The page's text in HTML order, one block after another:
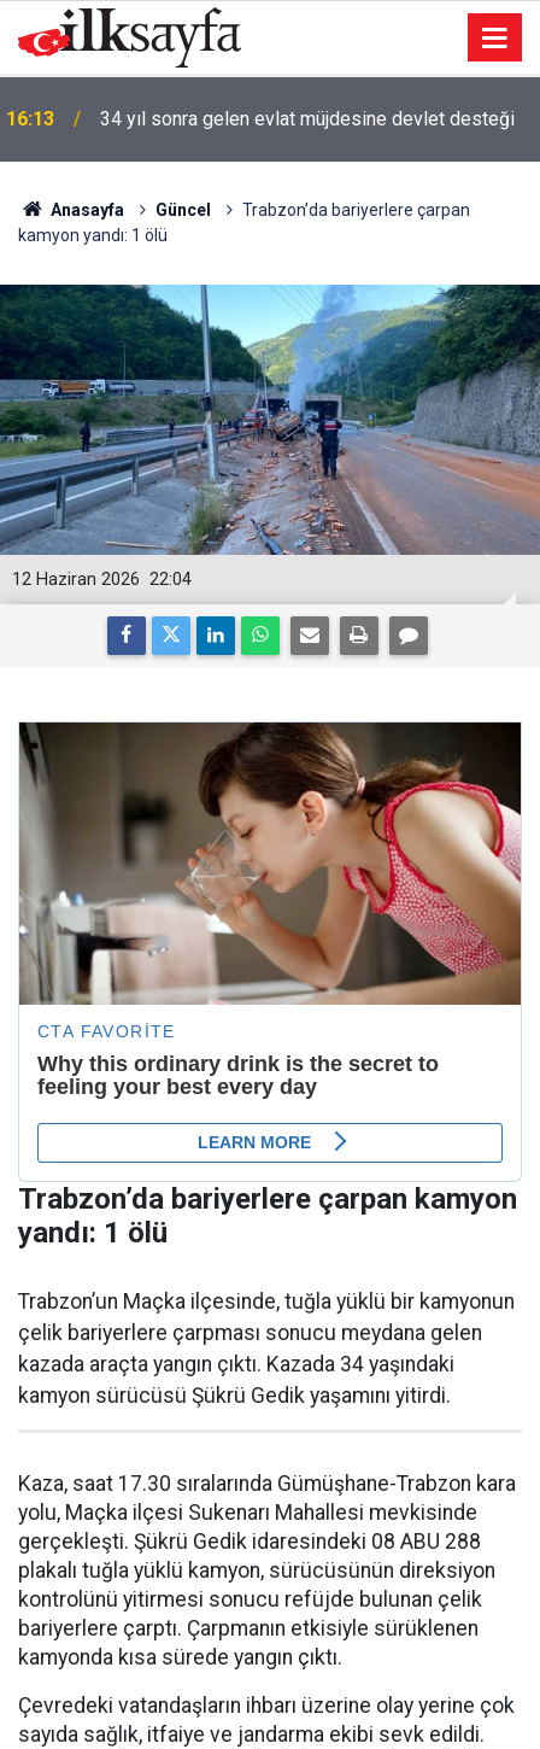
16:00 Ankara Üniversitesi onlarca dersliğini yenileyecek
Anasayfa Güncel
Trabzon’da bariyerlere çarpan
kamyon yandı: 1 ölü
22:04
12 Haziran 2026
Trabzon’da bariyerlere çarpan kamyon
yandı: 1 ölü
Trabzon’un Maçka ilçesinde, tuğla yüklü bir kamyonun
çelik bariyerlere çarpması sonucu meydana gelen
kazada araçta yangın çıktı. Kazada 34 yaşındaki
kamyon sürücüsü Şükrü Gedik yaşamını yitirdi.
Kaza, saat 17.30 sıralarında Gümüşhane-Trabzon kara
yolu, Maçka ilçesi Sukenarı Mahallesi mevkisinde
gerçekleşti. Şükrü Gedik idaresindeki 08 ABU 288
plakalı tuğla yüklü kamyon, sürücüsünün direksiyon
kontrolünü yitirmesi sonucu refüjde bulunan çelik
bariyerlere çarptı. Çarpmanın etkisiyle sürüklenen
kamyonda kısa sürede yangın çıktı.
Çevredeki vatandaşların ihbarı üzerine olay yerine çok
sayıda sağlık, itfaiye ve jandarma ekibi sevk edildi.